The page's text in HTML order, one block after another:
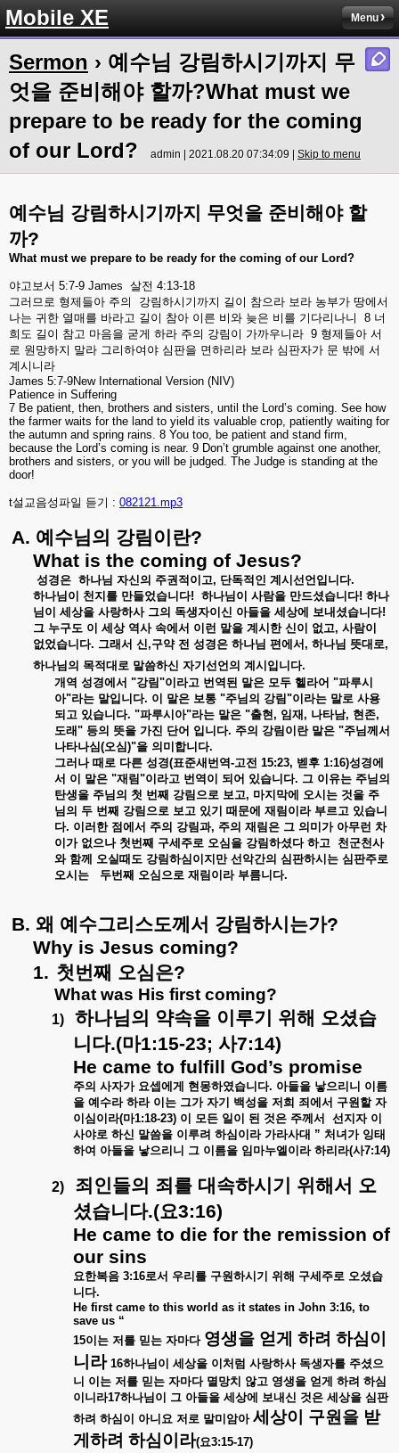
Mobile XE Menu
Sermon › 예수님 강림하시기까지 무
엇을 준비해야 할까?What must we
prepare to be ready for the coming
of our Lord?
admin | 2021.08.20 07:34:09 | Skip to menu
예수님 강림하시기까지 무엇을 준비해야 할
까?
What must we prepare to be ready for the coming of our Lord?
야고보서 5:7-9 James 살전 4:13-18
그러므로 형제들아 주의 강림하시기까지 길이 참으라 보라 농부가 땅에서
나는 귀한 열매를 바라고 길이 참아 이른 비와 늦은 비를 기다리나니 8 너
희도 길이 참고 마음을 굳게 하라 주의 강림이 가까우니라 9 형제들아 서
로 원망하지 말라 그리하여야 심판을 면하리라 보라 심판자가 문 밖에 서
계시니라
James 5:7-9New International Version (NIV)
Patience in Suffering
7 Be patient, then, brothers and sisters, until the Lord’s coming. See how
the farmer waits for the land to yield its valuable crop, patiently waiting for
the autumn and spring rains. 8 You too, be patient and stand firm,
because the Lord’s coming is near. 9 Don’t grumble against one another,
brothers and sisters, or you will be judged. The Judge is standing at the
door!
t설교음성파일 듣기 : 082121.mp3
A. 예수님의 강림이란?
What is the coming of Jesus?
성경은 하나님 자신의 주권적이고, 단독적인 계시선언입니다.
하나님이
천지를 만들었습니다! 하나님이 사람을 만드셨습니다! 하나
님이 세상을 사랑하사 그의 독생자이신 아들을 세상에 보내셨습니다!
그 누구도 이 세상 역사 속에서 이런 말을 계시한 신이 없고, 사람이
없었습니다. 그래서 신,구약 전 성경은 하나님 편에서 , 하나님 뜻대로,
하나님의 목적대로 말씀하신 자기선언의 계시입니다.
개역 성경에서 "강림"이라고 번역된 말은 모두 헬라어 "파루시
아"라는 말입니다. 이 말은 보통 "주님의 강림"이라는 말로 사용
되고 있습니다. "파루시아"라는 말은 "출현, 임재, 나타남, 현존,
도래" 등의 뜻을 가진 단어 입니다. 주의 강림이란 말은 "주님께서
나타나심 (오심 )"을 의미합니다.
그러나 때로 다른 성경(표준새번역-고전 15:23, 벧후 1:16)성경에
서 이 말은 "재림"이라고 번역이 되어 있습니다. 그 이유는 주님의
탄생을 주님의 첫 번째 강림으로 보고, 마지막에 오시는 것을 주
님의 두 번째 강림으로 보고 있기 때문에 재림이라 부르고 있습니
다. 이러한 점에서 주의 강림과, 주의 재림은 그 의미가 아무런 차
이가 없으나 첫번째 구세주로 오심을 강림하셨다 하고 천군천사
와 함께 오실때도 강림하심이지만 선악간의 심판하시는 심판주로
오시는
두번째 오심으로 재림이라 부름니다.
B. 왜 예수그리스도께서 강림하시는가?
Why is Jesus coming?
1. 첫번째 오심은?
What was His first coming?
1) 하나님의 약속을 이루기 위해 오셨습
니다.(마1:15-23; 사7:14)
He came to fulfill God’s promise
주의 사자가 요셉에게 현몽하였습니다. 아들을 낳으리니 이름
을 예수라 하라 이는 그가 자기 백성을 저희 죄에서 구원할 자
이심이라(마1:18-23) 이 모든 일이 된 것은 주께서 선지자 이
사야로 하신 말씀을 이루려 하심이라 가라사대 ” 처녀가 잉태
하여 아들을 낳으리니 그 이름을 임마누엘이라 하리라(사7:14)
2) 죄인들의 죄를 대속하시기 위해서 오
셨습니다.(요3:16)
He came to die for the remission of
our sins
요한복음 3:16로서 우리를 구원하시기 위해 구세주로 오셨습
니다.
He first came to this world as it states in John 3:16, to
save us “
15이는 저를 믿는 자마다 영생을 얻게 하려 하심이
니라16하나님이 세상을 이처럼 사랑하사 독생자를 주셨으
니 이는 저를 믿는 자마다 멸망치 않고 영생을 얻게 하려 하심
이니라17하나님이 그 아들을 세상에 보내신 것은 세상을 심판
하려 하심이 아니요 저로 말미암아 세상이 구원을 받
게하려 하심이라(요3:15-17)